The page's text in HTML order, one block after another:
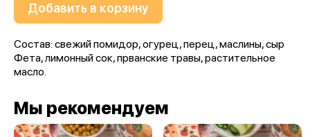
Добавить в корзину
Состав: свежий помидор, огурец, перец, маслины, сыр
Фета, лимонный сок, прванские травы, растительное
масло.
Мы рекомендуем